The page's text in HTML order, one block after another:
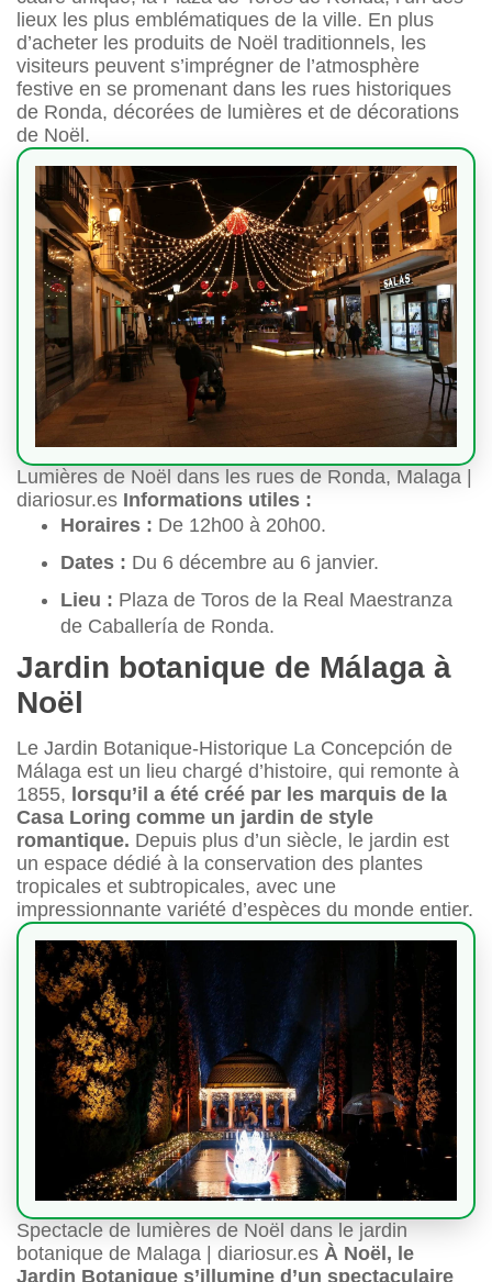
lieux les plus emblématiques de la ville. En plus
d’acheter les produits de Noël traditionnels, les
visiteurs peuvent s’imprégner de l’atmosphère
festive en se promenant dans les rues historiques
de Ronda, décorées de lumières et de décorations
de Noël.
Lumières de Noël dans les rues de Ronda, Malaga |
diariosur.es Informations utiles :
Horaires : De 12h00 à 20h00.
Dates : Du 6 décembre au 6 janvier.
Lieu : Plaza de Toros de la Real Maestranza
de Caballería de Ronda.
Jardin botanique de Málaga à
Noël
Le Jardin Botanique-Historique La Concepción de
Málaga est un lieu chargé d’histoire, qui remonte à
1855, lorsqu’il a été créé par les marquis de la
Casa Loring comme un jardin de style
romantique. Depuis plus d’un siècle, le jardin est
un espace dédié à la conservation des plantes
tropicales et subtropicales, avec une
impressionnante variété d’espèces du monde entier.
Spectacle de lumières de Noël dans le jardin
botanique de Malaga | diariosur.es À Noël, le
Jardin Botanique s’illumine d’un spectaculaire